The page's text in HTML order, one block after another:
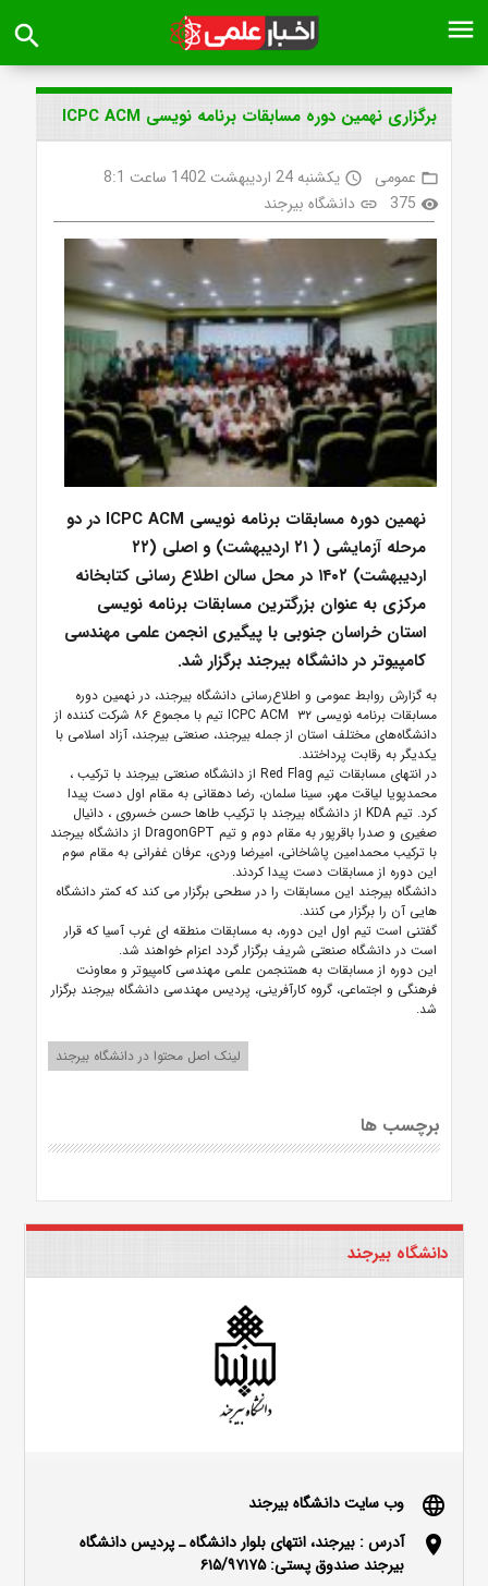
menu
search
برگزاری نهمین دوره مسابقات برنامه نویسی ICPC ACM
folder_open عمومی access_time یکشنبه 24 اردیبهشت 1402 ساعت 8:1
visibility
375
link دانشگاه بیرجند
نهمین دوره مسابقات برنامه نویسی ICPC ACM در دو
مرحله آزمایشی ( ۲۱ اردیبهشت) و اصلی (۲۲
اردیبهشت) ۱۴۰۲ در محل سالن اطلاع رسانی کتابخانه
مرکزی به عنوان بزرگترین مسابقات برنامه نویسی
استان خراسان جنوبی با پیگیری انجمن علمی مهندسی
کامپیوتر در دانشگاه بیرجند برگزار شد.
به گزارش روابط عمومی و اطلاع‌رسانی دانشگاه بیرجند، در نهمین دوره
مسابقات برنامه نویسی ICPC ACM ۳۲ تیم با مجموع ۸۶ شرکت کننده از
دانشگاه‌های مختلف استان از جمله بیرجند، صنعتی بیرجند، آزاد اسلامی با
یکدیگر به رقابت پرداختند.
در انتهای مسابقات تیم Red Flag از دانشگاه صنعتی بیرجند با ترکیب ،
محمدپویا لیاقت مهر، سینا سلمان، رضا دهقانی به مقام اول دست پیدا
کرد. تیم KDA از دانشگاه بیرجند با ترکیب طاها حسن خسروی ، دانیال
صغیری و صدرا باقرپور به مقام دوم و تیم DragonGPT از دانشگاه بیرجند
با ترکیب محمدامین پاشاخانی، امیرضا وردی، عرفان غفرانی به مقام سوم
این دوره از مسابقات دست پیدا کردند.
دانشگاه بیرجند این مسابقات را در سطحی برگزار می کند که کمتر دانشگاه
هایی آن را برگزار می کنند.
گفتنی است تیم اول این دوره، به مسابقات منطقه ای غرب آسیا که قرار
است در دانشگاه صنعتی شریف برگزار گردد اعزام خواهند شد.
این دوره از مسابقات به همتنجمن علمی مهندسی کامپیوتر و معاونت
فرهنگی و اجتماعی، گروه کارآفرینی، پردیس مهندسی دانشگاه بیرجند برگزار
شد.
لینک اصل محتوا در دانشگاه بیرجند
برچسب ها
دانشگاه بیرجند
language وب سایت دانشگاه بیرجند
location_on
آدرس : بیرجند، انتهای بلوار دانشگاه ـ پردیس دانشگاه
بیرجند صندوق پستی: ۶۱۵/۹۷۱۷۵